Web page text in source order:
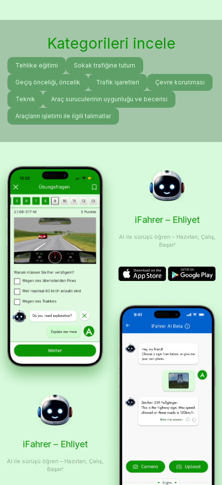
Kategorileri incele
Tehlike eğitimi Sokak trafiğine tutum
Geçiş önceliği, öncelik Trafik işaretleri Çevre korunması
Teknik Araç suruculerinin uygunluğu ve becerisi
Araçların işletimi ile ilgili talimatlar
iFahrer – Ehliyet
AI ile sürüşü öğren – Hazırlan, Çalış,
Başar!
iFahrer – Ehliyet
AI ile sürüşü öğren – Hazırlan, Çalış,
Başar!